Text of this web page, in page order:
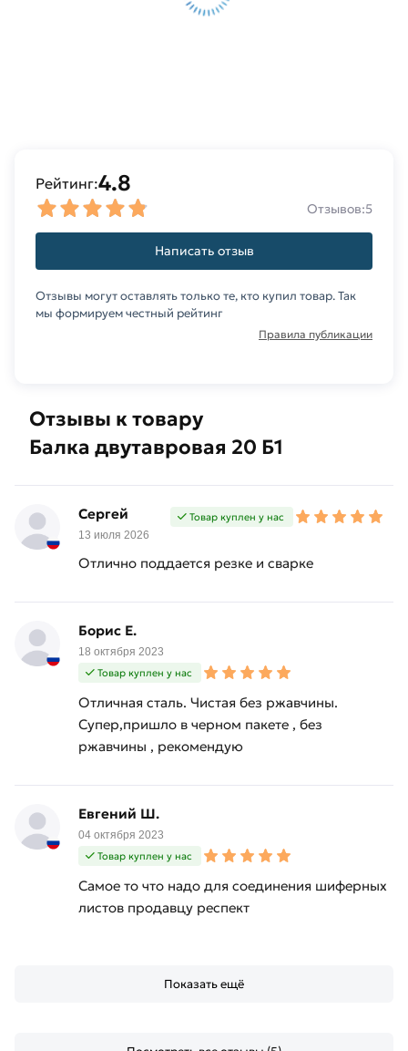
Отзывы к товару
Балка двутавровая 20 Б1
Сергей
13 июля 2026
Товар куплен у нас
Отлично поддается резке и сварке
Борис Е.
18 октября 2023
Товар куплен у нас
Отличная сталь. Чистая без ржавчины.
Супер,пришло в черном пакете , без
ржавчины , рекомендую
Евгений Ш.
04 октября 2023
Товар куплен у нас
Самое то что надо для соединения шиферных
листов продавцу респект
Показать ещё
Рейтинг:4.8
Отзывов:5
Написать отзыв
Отзывы могут оставлять только те, кто купил товар. Так
мы формируем честный рейтинг
Правила публикации